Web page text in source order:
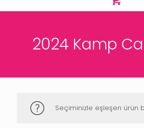
2024 Kamp
Seçiminizle eşleşen ürün